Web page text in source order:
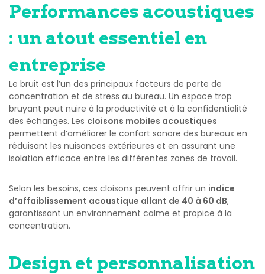
Performances acoustiques
: un atout essentiel en
entreprise
Le bruit est l’un des principaux facteurs de perte de
concentration et de stress au bureau. Un espace trop
bruyant peut nuire à la productivité et à la confidentialité
des échanges. Les cloisons mobiles acoustiques
permettent d’améliorer le confort sonore des bureaux en
réduisant les nuisances extérieures et en assurant une
isolation efficace entre les différentes zones de travail.
Selon les besoins, ces cloisons peuvent offrir un indice
d’affaiblissement acoustique allant de 40 à 60 dB,
garantissant un environnement calme et propice à la
concentration.
Design et personnalisation